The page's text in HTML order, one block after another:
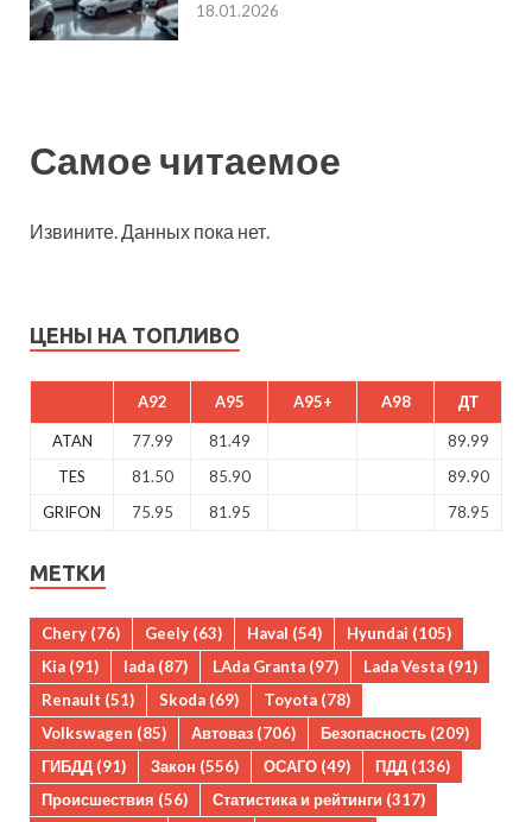
18.01.2026
Самое читаемое
Извините. Данных пока нет.
ЦЕНЫ НА ТОПЛИВО
A92 A95 A95+ A98 ДТ
ATAN 77.99 81.49
89.99
TES
81.50 85.90
89.90
GRIFON
75.95 81.95 78.95
МЕТКИ
Chery (76) Geely (63) Haval (54) Hyundai (105)
Kia (91) lada (87) LAda Granta (97) Lada Vesta (91)
Renault (51) Skoda (69) Toyota (78)
Volkswagen (85) Автоваз (706) Безопасность (209)
ГИБДД (91) Закон (556) ОСАГО (49) ПДД (136)
Происшествия (56) Статистика и рейтинги (317)